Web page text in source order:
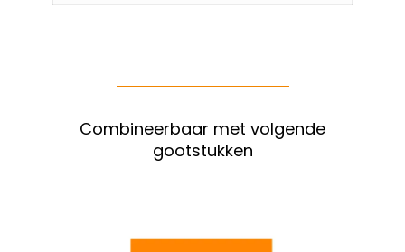
Combineerbaar met volgende
gootstukken